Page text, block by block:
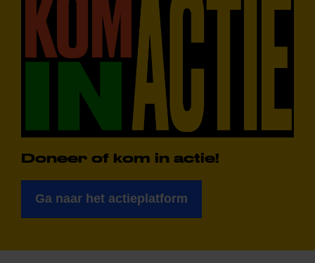
Doneer of kom in actie!
Ga naar het actieplatform